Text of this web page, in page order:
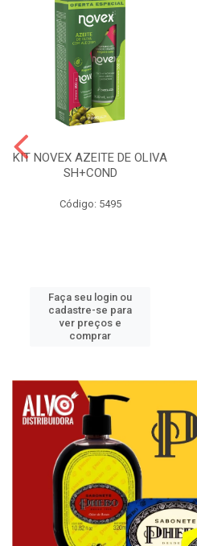
KIT NOVEX AZEITE DE OLIVA
SH+COND
Código: 5495
Faça seu login ou
cadastre-se para
ver preços e
comprar